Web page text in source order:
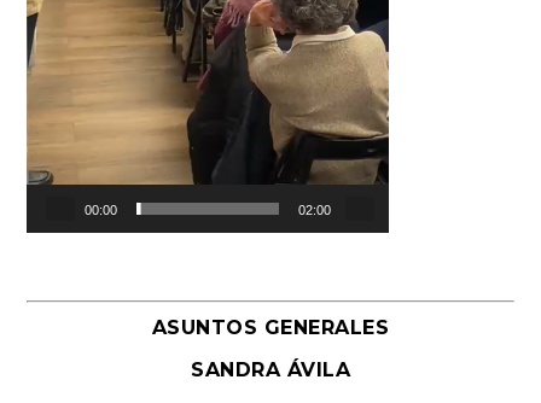
00:00 02:00
ASUNTOS GENERALES
SANDRA ÁVILA